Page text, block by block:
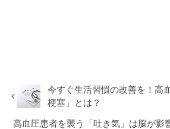
今すぐ生活習慣の改善を！高
梗塞」とは？
高血圧患者を襲う「吐き気」は脳が影